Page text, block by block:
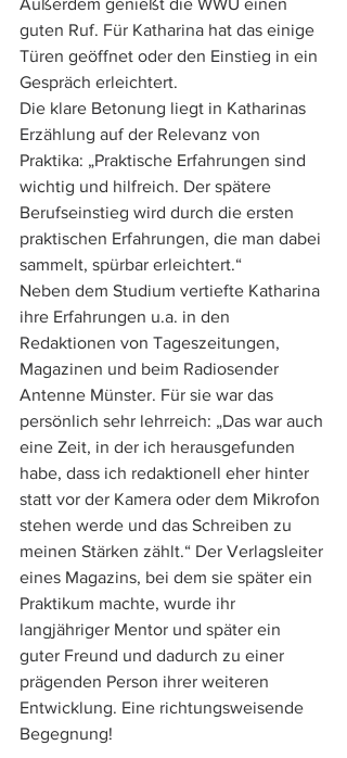
guten Ruf. Für Katharina hat das einige
Türen geöffnet oder den Einstieg in ein
Gespräch erleichtert.
Die klare Betonung liegt in Katharinas
Erzählung auf der Relevanz von
Praktika: „Praktische Erfahrungen sind
wichtig und hilfreich. Der spätere
Berufseinstieg wird durch die ersten
praktischen Erfahrungen, die man dabei
sammelt, spürbar erleichtert.“
Neben dem Studium vertiefte Katharina
ihre Erfahrungen u.a. in den
Redaktionen von Tageszeitungen,
Magazinen und beim Radiosender
Antenne Münster. Für sie war das
persönlich sehr lehrreich: „Das war auch
eine Zeit, in der ich herausgefunden
habe, dass ich redaktionell eher hinter
statt vor der Kamera oder dem Mikrofon
stehen werde und das Schreiben zu
meinen Stärken zählt.“ Der Verlagsleiter
eines Magazins, bei dem sie später ein
Praktikum machte, wurde ihr
langjähriger Mentor und später ein
guter Freund und dadurch zu einer
prägenden Person ihrer weiteren
Entwicklung. Eine richtungsweisende
Begegnung!